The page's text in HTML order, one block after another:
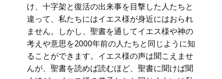
け、十字架と復活の出来事を目撃した人たちと
違って、私たちにはイエス様が身近にはおられ
ません。しかし、聖書を通してイエス様や神の
考えや意思を2000年前の人たちと同じように知
ることができます。イエス様の声は聞こえませ
んが、聖書を読めば読むほど、聖書に聞けば聞